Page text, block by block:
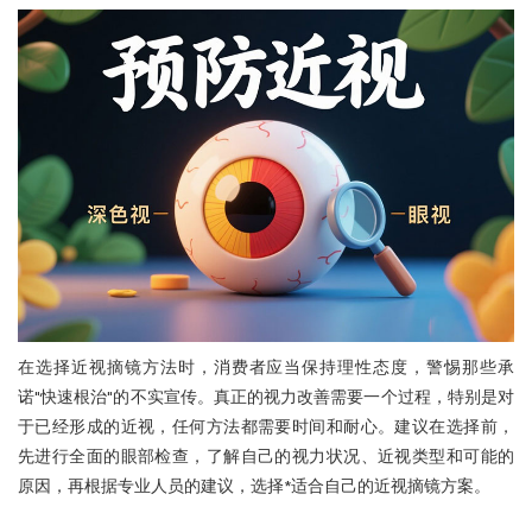
在选择近视摘镜方法时，消费者应当保持理性态度，警惕那些承
诺"快速根治"的不实宣传。真正的视力改善需要一个过程，特别是对
于已经形成的近视，任何方法都需要时间和耐心。建议在选择前，
先进行全面的眼部检查，了解自己的视力状况、近视类型和可能的
原因，再根据专业人员的建议，选择*适合自己的近视摘镜方案。